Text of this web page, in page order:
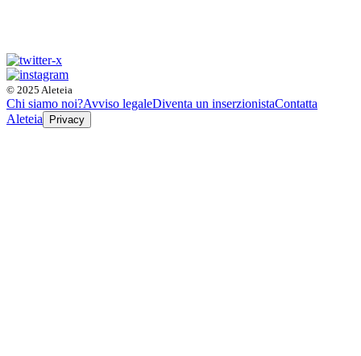
© 2025 Aleteia
Chi siamo noi?Avviso legaleDiventa un inserzionistaContatta
Aleteia
Privacy